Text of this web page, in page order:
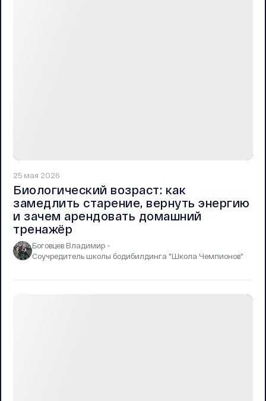
25 мая 2026
Биологический возраст: как
замедлить старение, вернуть энергию
и зачем арендовать домашний
тренажёр
Боговцев Владимир
Соучредитель школы бодибилдинга "Школа Чемпионов"